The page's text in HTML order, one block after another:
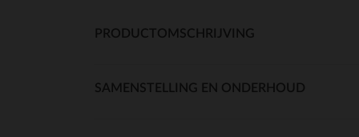
PRODUCTOMSCHRIJVING
SAMENSTELLING EN ONDERHOUD